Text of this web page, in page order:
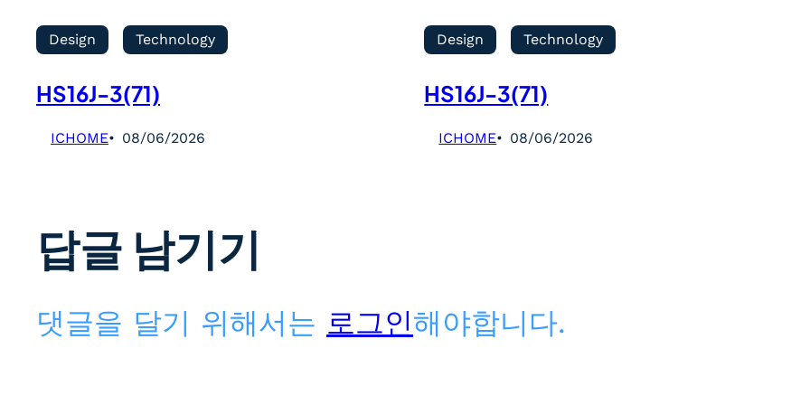
Design Technology
HS16J-3(71)
ICHOME 08/06/2026
Design Technology
HS16J-3(71)
ICHOME 08/06/2026
답글 남기기
댓글을 달기 위해서는 로그인해야합니다.